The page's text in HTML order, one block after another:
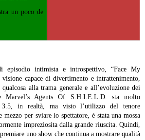
un poco de
episodio intimista e introspettivo, “Face My
capace di divertimento e intrattenimento,
alla trama generale e all’evoluzione dei
Marvel’s Agents Of S.H.I.E.L.D. sta molto
3.5, in realtà, ma visto l’utilizzo del tenore
mezzo per sviare lo spettatore, è stata una mossa
impreziosita dalla grande riuscita. Quindi,
uno show che continua a mostrare qualità